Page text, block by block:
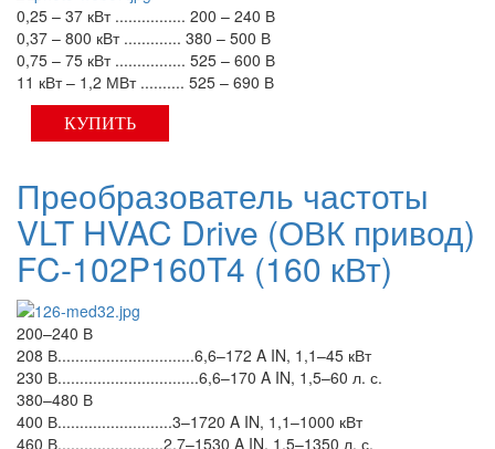
0,25 – 37 кВт ................ 200 – 240 В
0,37 – 800 кВт ............. 380 – 500 В
0,75 – 75 кВт ................ 525 – 600 В
11 кВт – 1,2 МВт .......... 525 – 690 В
КУПИТЬ
Преобразователь частоты
VLT HVAC Drive (ОВК привод)
FC-102P160T4 (160 кВт)
200–240 В
208 В...............................6,6–172 A IN, 1,1–45 кВт
230 В................................6,6–170 A IN, 1,5–60 л. с.
380–480 В
400 В..........................3–1720 A IN, 1,1–1000 кВт
460 В........................2,7–1530 A IN, 1,5–1350 л. с.